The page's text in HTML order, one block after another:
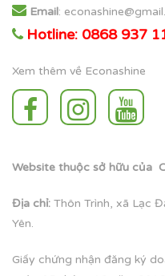
Email:
Hotline: 0868 937
Xem thêm về Econashine
Website thuộc sở hữu của
Địa chỉ: Thôn Trình, xã Lạc
Yên.
Giấy chứng nhận đăng ký